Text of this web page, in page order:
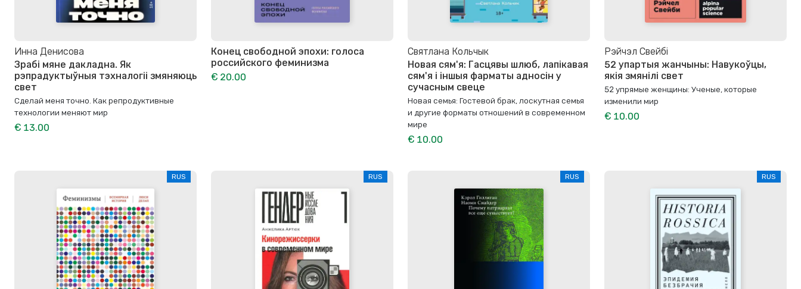
Инна Денисова
Зрабі мяне дакладна. Як
рэпрадуктыўныя тэхналогіі змяняюць
свет
Сделай меня точно. Как репродуктивные
технологии меняют мир
€ 13.00
Конец свободной эпохи: голоса
российского феминизма
€ 20.00
Святлана Кольчык
Новая сям'я: Гасцявы шлюб, лапікавая
сям'я і іншыя фарматы адносін у
сучасным свеце
Новая семья: Гостевой брак, лоскутная семья
и другие форматы отношений в современном
мире
€ 10.00
Рэйчэл Свейбі
52 упартыя жанчыны: Навукоўцы,
якія змянілі свет
52 упрямые женщины: Ученые, которые
изменили мир
€ 10.00
RUS RUS RUS RUS